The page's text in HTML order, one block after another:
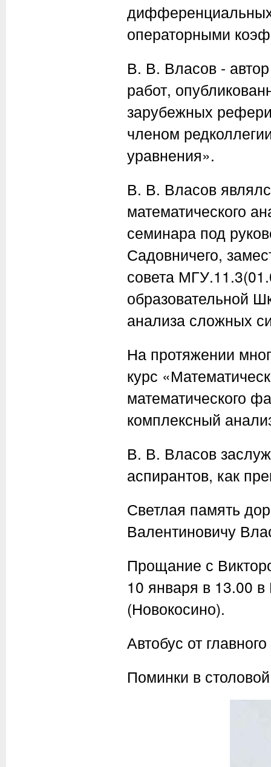
операторными
В. В. Власов -
работ,
зарубежных
членом
уравнения».
В. В. Власов
математического
семинара под
Садовничего,
совета
образовательной
анализа сложных
На протяжении
курс
математического
комплексный
В. В. Власов
аспирантов, как
Светлая память
Валентиновичу
Прощание с
10 января в 13.00
(Новокосино).
Автобус от
Поминки в